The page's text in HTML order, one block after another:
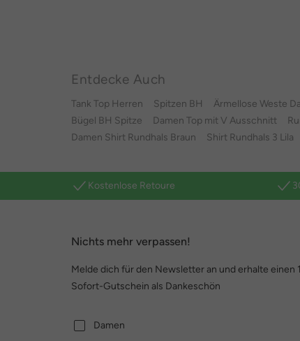
Entdecke Auch
Tank Top Herren Spitzen BH Ärmellose Weste
Bügel BH Spitze
Damen Top mit V Ausschnitt
Damen Shirt Rundhals Braun
Shirt Rundhals 3 Lila
Kostenlose Retoure
Nichts mehr verpassen!
Melde dich für den Newsletter an und erhalte einen
Sofort-Gutschein als Dankeschön
Damen